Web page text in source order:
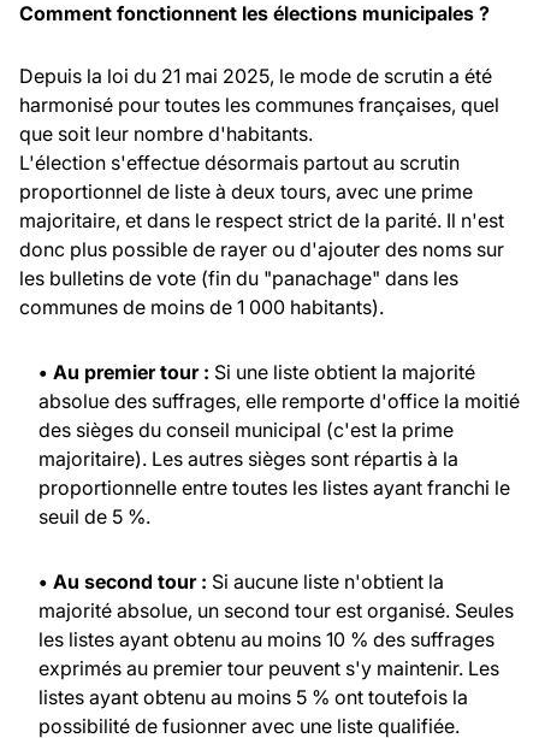
Comment fonctionnent les élections municipales ?
Depuis la loi du 21 mai 2025, le mode de scrutin a été
harmonisé pour toutes les communes françaises, quel
que soit leur nombre d'habitants.
L'élection s'effectue désormais partout au scrutin
proportionnel de liste à deux tours, avec une prime
majoritaire, et dans le respect strict de la parité. Il n'est
donc plus possible de rayer ou d'ajouter des noms sur
les bulletins de vote (fin du "panachage" dans les
communes de moins de 1 000 habitants).
• Au premier tour : Si une liste obtient la majorité
absolue des suffrages, elle remporte d'office la moitié
des sièges du conseil municipal (c'est la prime
majoritaire). Les autres sièges sont répartis à la
proportionnelle entre toutes les listes ayant franchi le
seuil de 5 %.
• Au second tour : Si aucune liste n'obtient la
majorité absolue, un second tour est organisé. Seules
les listes ayant obtenu au moins 10 % des suffrages
exprimés au premier tour peuvent s'y maintenir. Les
listes ayant obtenu au moins 5 % ont toutefois la
possibilité de fusionner avec une liste qualifiée.